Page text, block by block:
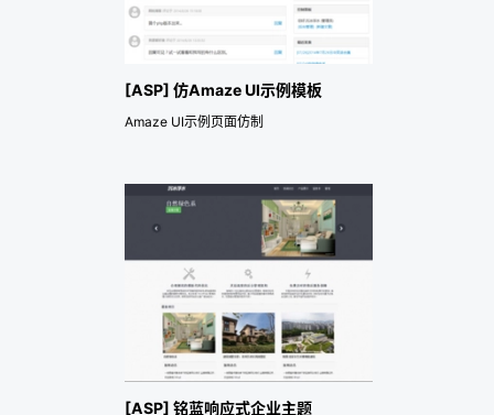
[ASP] 仿Amaze UI示例模板
Amaze UI示例页面仿制
[ASP] 铭蓝响应式企业主题